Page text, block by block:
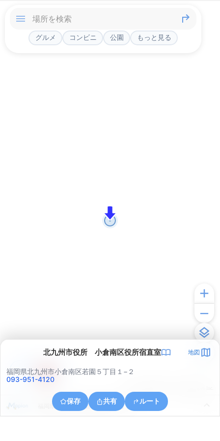
グルメ コンビニ 公園 もっと見る
北九州市役所 小倉南区役所宿直室 地図
福岡県北九州市小倉南区若園５丁目１−２
093-951-4120
保存 共有 ルート
福岡県北九州市小倉北区足原１丁目４
アプリで見る